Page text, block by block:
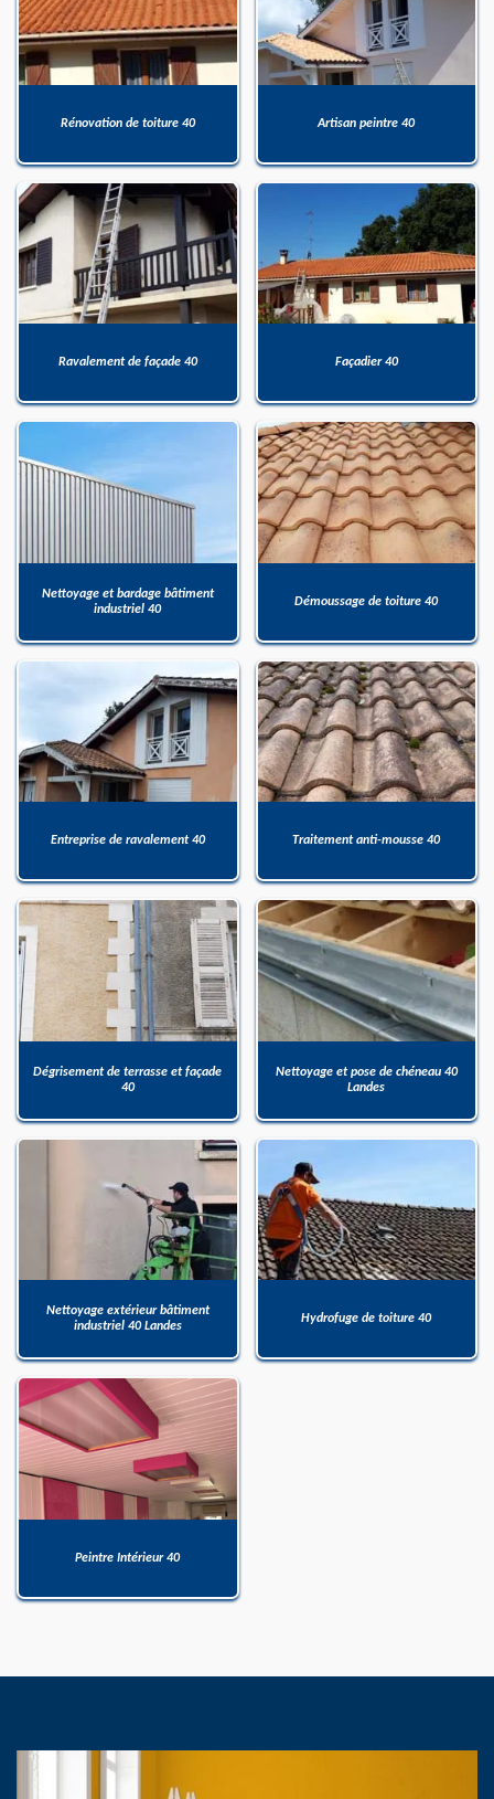
Rénovation de toiture 40 Artisan peintre 40
Ravalement de façade 40 Façadier 40
Nettoyage et bardage bâtiment
industriel 40
Démoussage de toiture 40
Entreprise de ravalement 40 Traitement anti-mousse 40
Dégrisement de terrasse et façade
40
Nettoyage et pose de chéneau 40
Landes
Nettoyage extérieur bâtiment
industriel 40 Landes
Hydrofuge de toiture 40
Peintre Intérieur 40